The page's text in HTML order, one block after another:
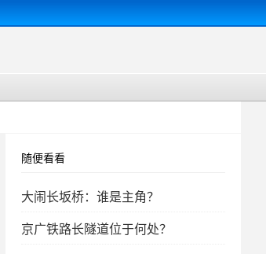
随便看看
大闹长坂桥：谁是主角？
京广铁路长隧道位于何处？